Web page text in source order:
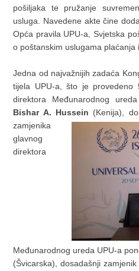
pošiljaka te pružanje
usluga. Navedene akte čine
Opća pravila UPU-a, Svjetska
o poštanskim uslugama plaćanja
Jedna od najvažnijih zadaća
tijela UPU-a, što je
direktora Međunarodnog
Bishar A. Hussein (Kenija),
zamjenika
glavnog
direktora
Međunarodnog ureda UPU-a
(Švicarska), dosadašnji